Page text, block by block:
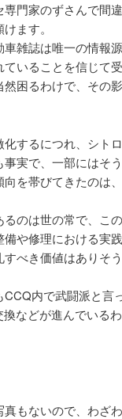
門家のずさんで間
ます。
雑誌は唯一の情報
いることを信じて
困るわけで、その
するにつれ、シト
実で、一部にはそ
を帯びてきたのは
のは世の常で、こ
や修理における実
べき価値はありそう
内で武闘派と言
などが進んでいる
もないので、わざ